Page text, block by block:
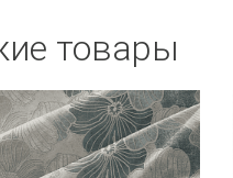
товары